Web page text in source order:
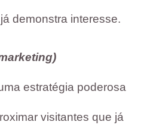
demonstra interesse.
estratégia poderosa
visitantes que já